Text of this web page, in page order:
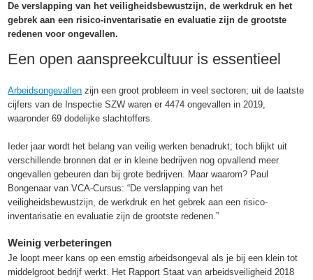
De verslapping van het veiligheidsbewustzijn, de werkdruk en het
gebrek aan een risico-inventarisatie en evaluatie zijn de grootste
redenen voor ongevallen.
Een open aanspreekcultuur is essentieel
Arbeidsongevallen zijn een groot probleem in veel sectoren; uit de laatste
cijfers van de Inspectie SZW waren er 4474 ongevallen in 2019,
waaronder 69 dodelijke slachtoffers.
Ieder jaar wordt het belang van veilig werken benadrukt; toch blijkt uit
verschillende bronnen dat er in kleine bedrijven nog opvallend meer
ongevallen gebeuren dan bij grote bedrijven. Maar waarom? Paul
Bongenaar van VCA-Cursus: “De verslapping van het
veiligheidsbewustzijn, de werkdruk en het gebrek aan een risico-
inventarisatie en evaluatie zijn de grootste redenen.”
Weinig verbeteringen
Je loopt meer kans op een ernstig arbeidsongeval als je bij een klein tot
middelgroot bedrijf werkt. Het Rapport Staat van arbeidsveiligheid 2018